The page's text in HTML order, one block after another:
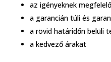
az igényeknek
a garancián túli és
a rövid határidőn belüli
a kedvező árakat